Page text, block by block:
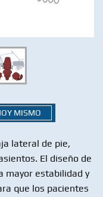
MISMO
lateral de pie,
El diseño de
mayor estabilidad y
que los pacientes